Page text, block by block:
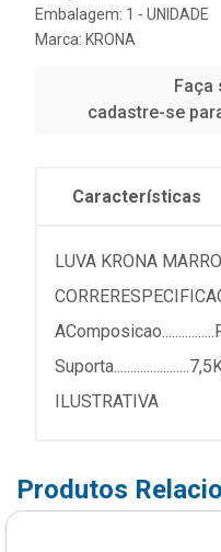
Embalagem: 1 - UNIDADE
Marca: KRONA
Faça
cadastre-se
Características
LUVA KRONA
ILUSTRATIVA
Produtos